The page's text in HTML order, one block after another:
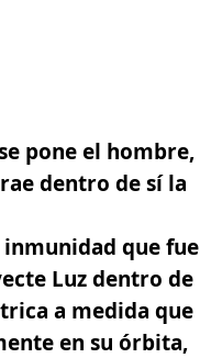
pone el hombre,
dentro de sí la
que fue
Luz dentro de
a medida que
en su órbita,